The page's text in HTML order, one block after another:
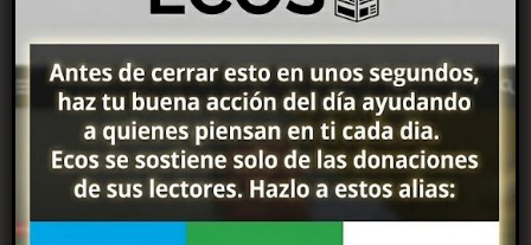
Identificaron a los 11 heridos del choque de la Ruta 33:
dos están graves